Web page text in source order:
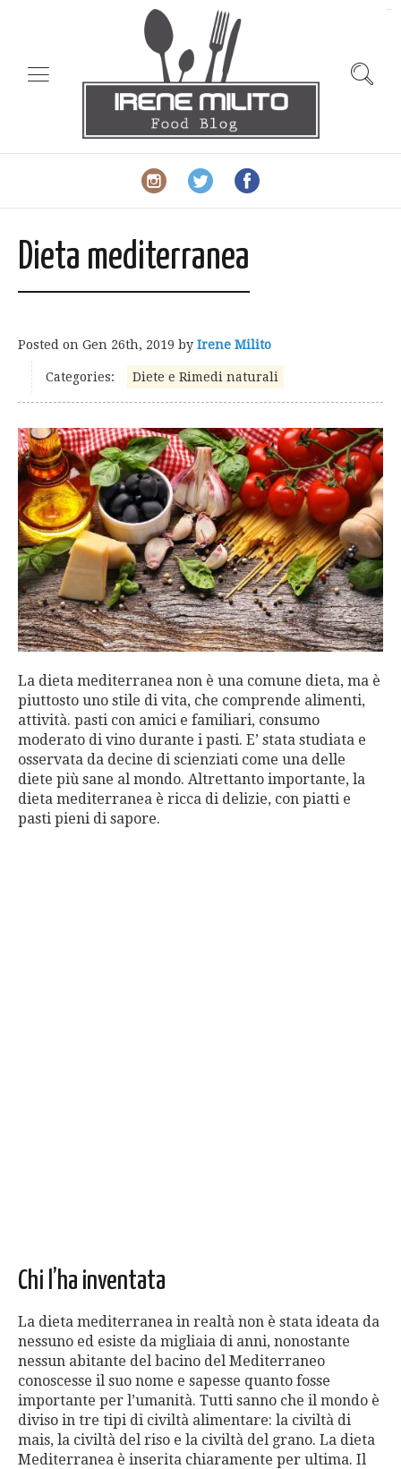
Dieta mediterranea
Posted on Gen 26th, 2019 by Irene Milito
Categories: Diete e Rimedi naturali
La dieta mediterranea non è una comune dieta, ma è
piuttosto uno stile di vita, che comprende alimenti,
attività. pasti con amici e familiari, consumo
moderato di vino durante i pasti. E’ stata studiata e
osservata da decine di scienziati come una delle
diete più sane al mondo. Altrettanto importante, la
dieta mediterranea è ricca di delizie, con piatti e
pasti pieni di sapore.
Chi l’ha inventata
La dieta mediterranea in realtà non è stata ideata da
nessuno ed esiste da migliaia di anni, nonostante
nessun abitante del bacino del Mediterraneo
conoscesse il suo nome e sapesse quanto fosse
importante per l’umanità. Tutti sanno che il mondo è
diviso in tre tipi di civiltà alimentare: la civiltà di
mais, la civiltà del riso e la civiltà del grano. La dieta
Mediterranea è inserita chiaramente per ultima. Il